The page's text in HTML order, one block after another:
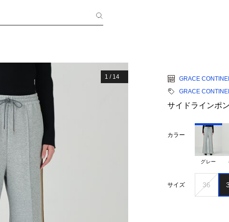
1 / 14
GRACE
GRACE
サイドラインポ
カラー
グレー
サイズ 36